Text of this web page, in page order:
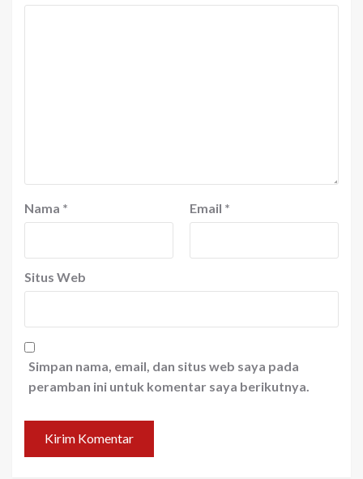
Nama * Email *
Situs Web
Simpan nama, email, dan situs web saya pada
peramban ini untuk komentar saya berikutnya.